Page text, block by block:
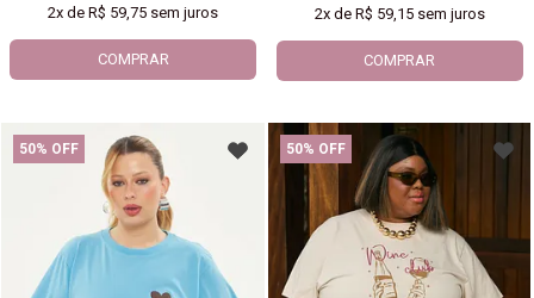
2x deR$ 59,75 sem juros
COMPRAR
2xde R$ 59,15sem juros
COMPRAR
50% OFF 50% OFF